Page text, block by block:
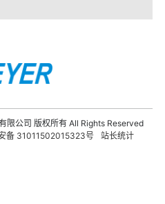
限公司 版权所有 All Rights Reserved
备 31011502015323号 站长统计